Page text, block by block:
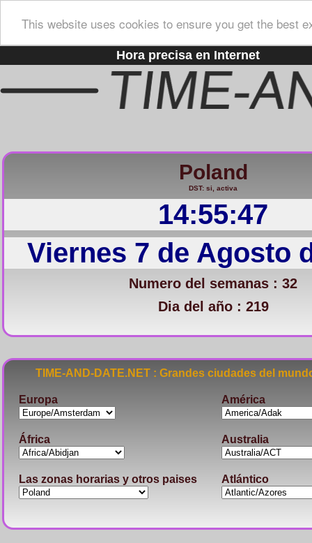
This website uses cookies to ensure you get the best
Hora precisa en Internet
Poland
DST: si, activa
14:55:48
Viernes 7 de Agosto
Numero del semanas : 32
Dia del año : 219
TIME-AND-DATE.NET : Grandes ciudades del
Europa América
África Australia
Las zonas horarias y otros paises Atlántico